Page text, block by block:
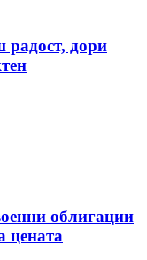
радост, дори
облигации
цената